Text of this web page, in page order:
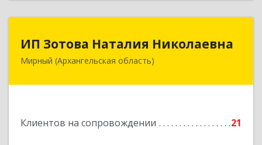
ИП Зотова Наталия Николаевна
Мирный (Архангельская область)
Клиентов на сопровождении 21
164170, г.Мирный, Архангельской обл.,